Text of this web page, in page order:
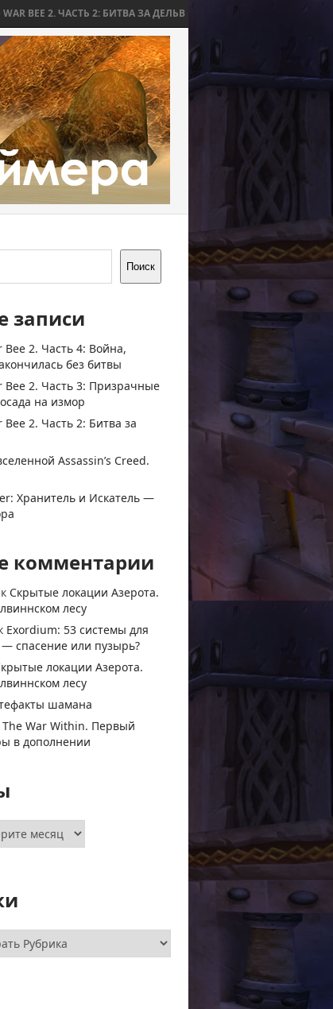
2: БИТВА ЗА ДЕЛЬВ WORLD WAR BEE 2. ЧАСТЬ 1:
Поиск
записи
Bee 2. Часть 4: Война,
без битвы
Bee 2. Часть 3: Призрачные
на измор
Bee 2. Часть 2: Битва за
Assassin’s Creed.
Хранитель и Искатель —
комментарии
к Скрытые локации Азерота.
лесу
Exordium: 53 системы для
спасение или пузырь?
локации Азерота.
лесу
шамана
The War Within. Первый
в дополнении